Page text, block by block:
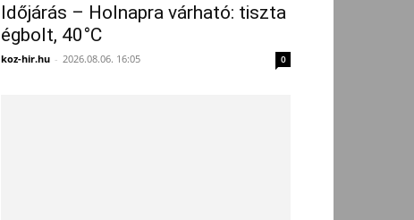
Időjárás – Holnapra várható: tiszta
égbolt, 40°C
koz-hir.hu - 2026.08.06. 16:05 0